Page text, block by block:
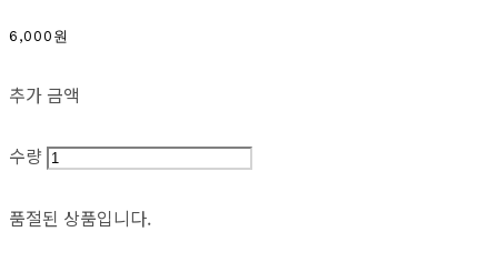
6,000원
추가 금액
수량
품절된 상품입니다.